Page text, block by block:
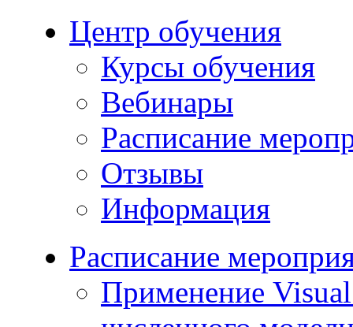
Центр обучения
Курсы обучения
Вебинары
Расписание
Отзывы
Информация
Расписание
Применение